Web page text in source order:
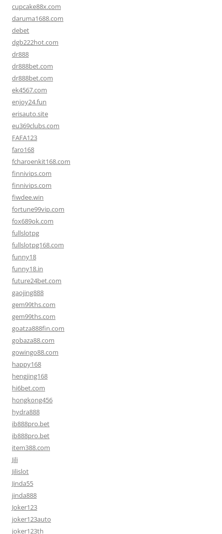
cupcake88x.com
daruma1688.com
debet
dgb222hot.com
dr888
dr888bet.com
dr888bet.com
ek4567.com
enjoy24.fun
erisauto.site
eu369clubs.com
FAFA123
faro168
fcharoenkit168.com
finnivips.com
finnivips.com
fiwdee.win
fortune99vip.com
fox689ok.com
fullslotpg
fullslotpg168.com
funny18
funny18.in
future24bet.com
gaojing888
gem99ths.com
gem99ths.com
goatza888fin.com
gobaza88.com
gowingo88.com
happy168
hengjing168
hi6bet.com
hongkong456
hydra888
ib888pro.bet
ib888pro.bet
item388.com
Jili
Jilislot
Jinda55
jinda888
Joker123
joker123auto
joker123th